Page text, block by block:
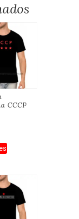
CCCP
produto
várias
variantes.
As
opções
podem